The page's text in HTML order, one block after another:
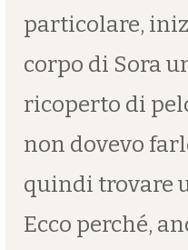
particolare,
corpo di Sora
ricoperto di
non dovevo
quindi trovare
Ecco perché,